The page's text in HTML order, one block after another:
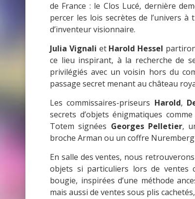
de France : le Clos Lucé, dernière
percer les lois secrètes de l’univers à
d’inventeur visionnaire.
Julia Vignali et Harold Hessel
ce lieu inspirant, à la recherche de
privilégiés avec un voisin hors du
passage secret menant au château
Les commissaires-priseurs Harold,
secrets d’objets énigmatiques
Totem signées Georges Pelletier,
broche Arman ou un coffre
En salle des ventes, nous
objets si particuliers lors de ventes
bougie, inspirées d’une méthode
mais aussi de ventes sous plis